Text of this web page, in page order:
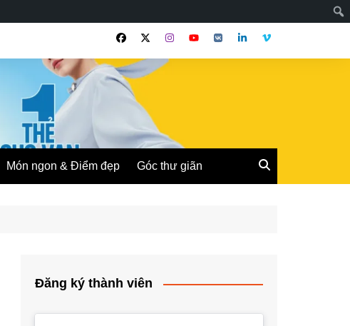
Món ngon & Điểm đẹp Góc thư giãn
Đăng ký thành viên